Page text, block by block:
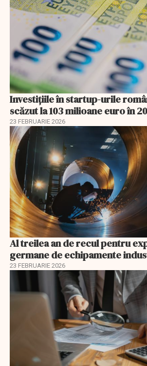
Investiţiile în startup-urile
scăzut la 103 milioane euro în
23 FEBRUARIE 2026
Al treilea an de recul pentru
germane de echipamente
23 FEBRUARIE 2026